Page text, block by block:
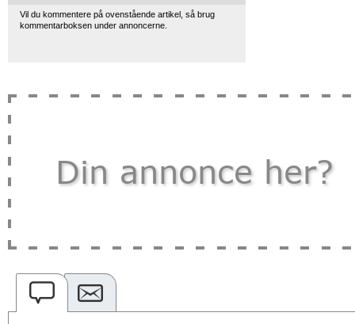
Vil du kommentere på ovenstående artikel, så brug
kommentarboksen under annoncerne.